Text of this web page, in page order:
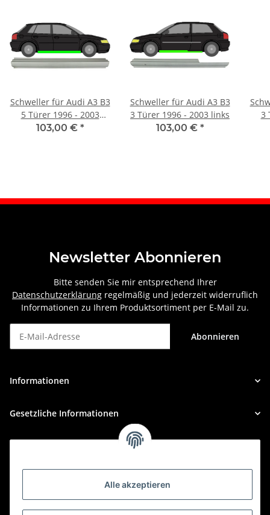
Alle akzeptieren
Schweller für Audi A3 B3
5 Türer 1996 - 2003
rechts
103,00 € *
Schweller für Audi A3 B3
3 Türer 1996 - 2003 links
103,00 € *
3
Newsletter Abonnieren
Bitte senden Sie mir entsprechend Ihrer
Datenschutzerklärung regelmäßig und jederzeit widerruflich
Informationen zu Ihrem Produktsortiment per E-Mail zu.
Abonnieren
Informationen
Gesetzliche Informationen